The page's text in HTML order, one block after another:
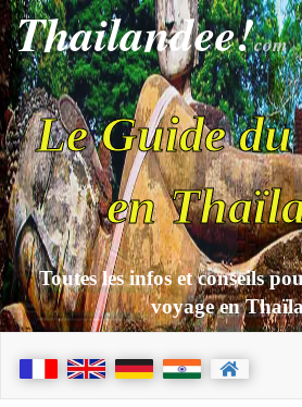
Thailandee!com
Le Guide du
en
Toutes les infos et conseils
voyage en